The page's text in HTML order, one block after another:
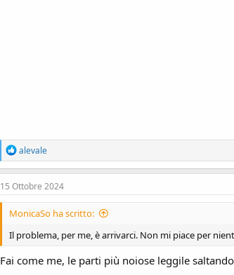
R
e
a
c
o
s
alevale
15 Ottobre 2024
MonicaSo ha scritto:
Il problema, per me, è arrivarci. Non mi piace per
Fai come me, le parti più noiose leggile